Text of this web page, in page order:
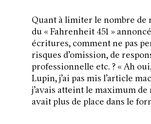
Quant à limiter le nombre de
du «Fahrenheit 451 »
écritures, comment ne pas
risques d’omission, de
professionnelle etc. ? «Ah
Lupin, j’ai pas mis l’article
j’avais atteint le maximum de
avait plus de place dans le